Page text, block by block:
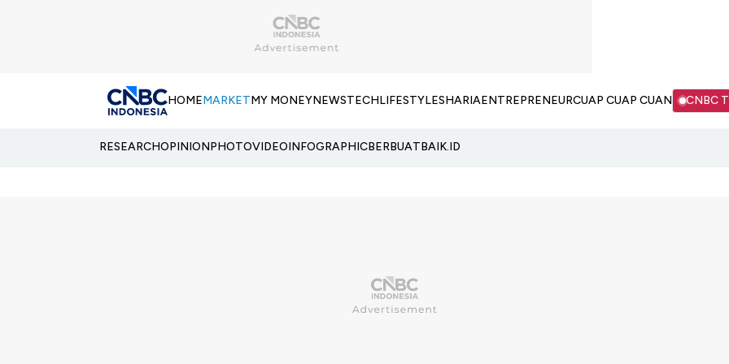
HOMEMARKETMY MONEYNEWSTECHLIFESTYLESHARIAENTREPRENEURCUAP CUAP CUAN CNBC
RESEARCHOPINIONPHOTOVIDEOINFOGRAPHICBERBUATBAIK.ID